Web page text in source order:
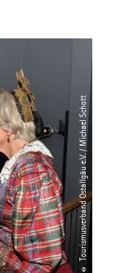
© Tourismusverband Ostallgäu e.V. / Michael Schott